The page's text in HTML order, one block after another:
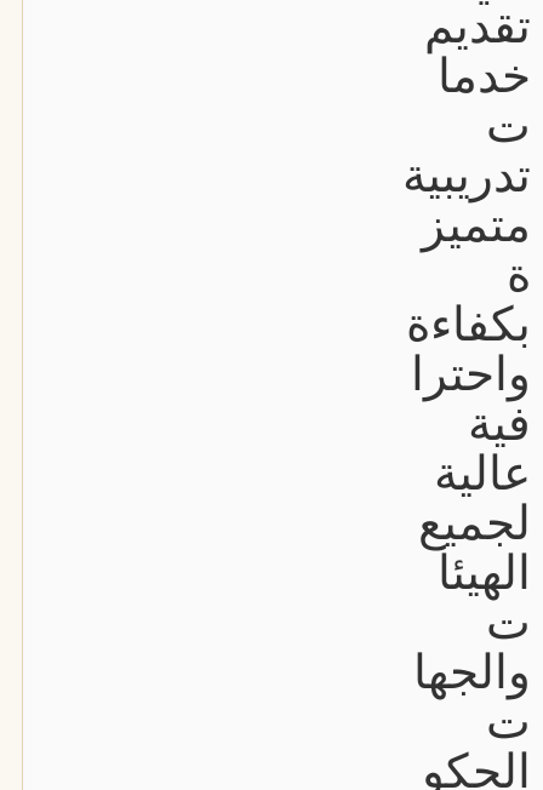
تقديم
خدما
ت
تدريبية
متميز
ة
بكفاءة
واحترا
فية
عالية
لجميع
الهيئا
ت
والجها
ت
الحكو